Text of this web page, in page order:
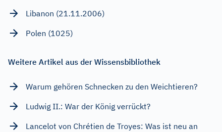
Libanon (21.11.2006)
Polen (1025)
Weitere Artikel aus der Wissensbibliothek
Warum gehören Schnecken zu den Weichtieren?
Ludwig II.: War der König verrückt?
Lancelot von Chrétien de Troyes: Was ist neu an